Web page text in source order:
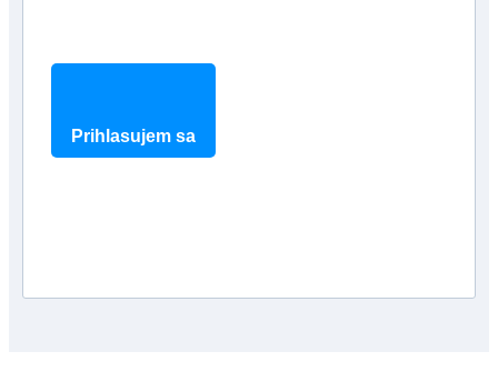
Prihlasujem sa